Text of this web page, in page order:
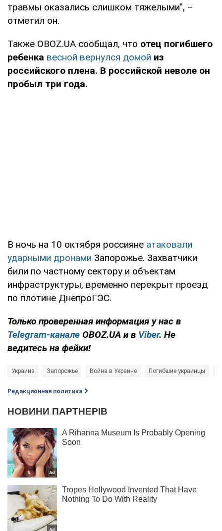
травмы оказались слишком тяжелыми", –
отметил он.
Также OBOZ.UA сообщал, что отец погибшего
ребенка весной вернулся домой из
российского плена. В российской неволе он
пробыл три года.
В ночь на 10 октября россияне атаковали
ударными дронами Запорожье. Захватчики
били по частному сектору и объектам
инфраструктуры, временно перекрыт проезд
по плотине ДнепроГЭС.
Только проверенная информация у нас в
Telegram-канале OBOZ.UA и в Viber. Не
ведитесь на фейки!
Украина Запорожье Война в Украине Погибшие украинцы
Редакционная политика